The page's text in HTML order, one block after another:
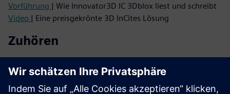
Vorführung | Wie Innovator3D IC 3Dblox liest und schreibt
Video | Eine preisgekrönte 3D InCites Lösung
Zuhören
Integrationswelle an?
Podcast | Warum 3D-ICs einen Denkwandel brauchen —